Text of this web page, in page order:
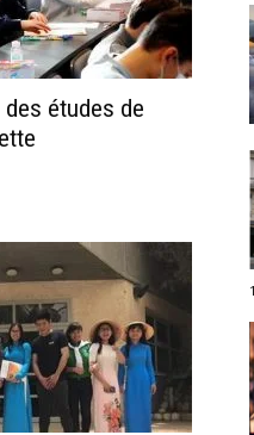
études de